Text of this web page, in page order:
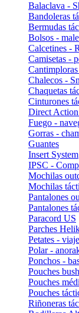
Balaclava -
Bandoleras
Bermudas
Bolsos -
Calcetines -
Camisetas -
Chalecos -
Chaquetas
Cinturones
Direct
Fuego -
Gorras -
Guantes
Insert System
IPSC -
Mochilas
Mochilas
Pantalones
Pantalones
Paracord US
Parches
Petates - viaje
Polar -
Ponchos -
Pouches
Pouches
Pouches
Riñoneras